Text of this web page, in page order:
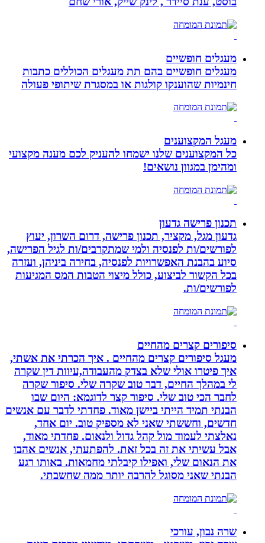
מעגלים חופשיים
מעגלים חופשיים בהם תת מעגלים הכוללים כתבות
חינמיות שהוענקו קולגות או במסגרת שיתופי פעולה
מעגל המקצוענים
כל המקצוענים שלנו ישמחו להעניק לכם מענה מקצועי
ומהימן במגוון נושאים!
תכנון פרישה גדעון
גדעון מגל, מקציר, תכנון פרישה, דרום השרון, יעוץ
לפורשים/ות לפנסיה ולמי שמתקרבים/ות לגיל הפרישה,
סיוע בהבנת האפשרויות לפנסיה, בחירה ביניהן, ועזרה
בכל הקשור לביצוע, כולל מיצוי הטבות המס המגיעות
לפורשים/ות.
סיפורים קצרים מהחיים
מעגל סיפורים קצרים מהחיים . איך הכרתי את אשתי,
איך פיטרו אולי שלא בצדק מהעבודה,עיוות דין שקרה
לי במהלך החיים, דבר טוב שקרה שלי. סיפור שקרה
לחבר הכי טוב שלי. סיפור קצר לדוגמא: היום שבו
הבנתי תמיד הייתי ביישן מאוד. פחדתי לדבר עם אנשים
חדשים, וחששתי שאני לא מספיק טוב. יום אחד,
נאלצתי לעמוד מול קהל גדול ולנאום. פחדתי מאוד,
אבל עשיתי את זה בכל זאת. להפתעתי, אנשים אהבו
את הנאום שלי, ואפילו קיבלתי מחמאות. באותו רגע
הבנתי שאני מסוגל להרבה יותר ממה שחשבתי.
שרה נבון, עורכי